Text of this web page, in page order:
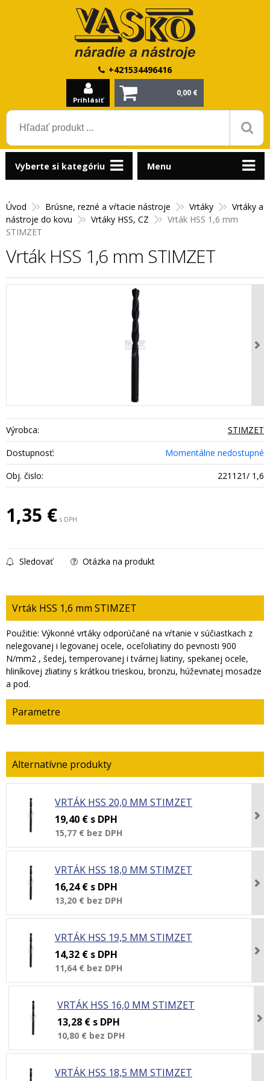
+421534496416
Prihlásiť
0,00 €
Úvod Brúsne, rezné a vŕtacie nástroje Vrtáky
Vrtáky a
nástroje do kovu
Vrtáky HSS, CZ
Vrták HSS 1,6 mm
STIMZET
Vrták HSS 1,6 mm STIMZET
Výrobca:
STIMZET
Dostupnosť:
Momentálne nedostupné
Obj. čislo:
221121/ 1,6
1,35 € s DPH
Sledovať Otázka na produkt
Vrták HSS 1,6 mm STIMZET
Použitie: Výkonné vrtáky odporúčané na vŕtanie v súčiastkach z
nelegovanej i legovanej ocele, oceľoliatiny do pevnosti 900
N/mm2 , šedej, temperovanej i tvárnej liatiny, spekanej ocele,
hliníkovej zliatiny s krátkou trieskou, bronzu, húževnatej mosadze
a pod.
Parametre
VRTÁK HSS 20,0 MM STIMZET
19,40 € s DPH
15,77 € bez DPH
VRTÁK HSS 18,0 MM STIMZET
16,24 € s DPH
13,20 € bez DPH
VRTÁK HSS 19,5 MM STIMZET
14,32 € s DPH
11,64 € bez DPH
VRTÁK HSS 16,0 MM STIMZET
13,28 € s DPH
10,80 € bez DPH
VRTÁK HSS 18,5 MM STIMZET
Vyberte si kategóriu Menu